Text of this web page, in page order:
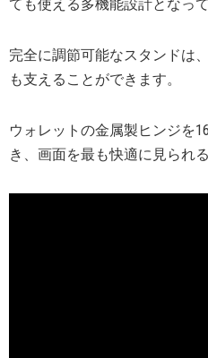
ても使える多機能設計となって
完全に調節可能なスタンドは
も支えることができます。
ウォレットの金属製ヒンジを
き、画面を最も快適に見られ